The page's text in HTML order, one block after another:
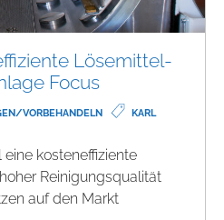
Lösemittel-
Focus
VORBEHANDELN
KARL
eine kosteneffiziente
Reinigungsqualität
auf den Markt